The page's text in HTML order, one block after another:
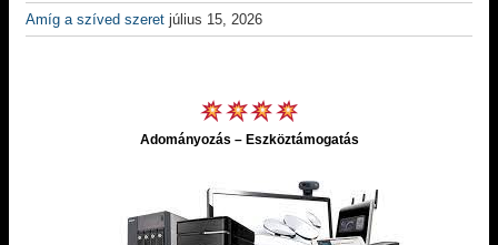
Amíg a szíved szeret július 15, 2026
Adományozás – Eszköztámogatás